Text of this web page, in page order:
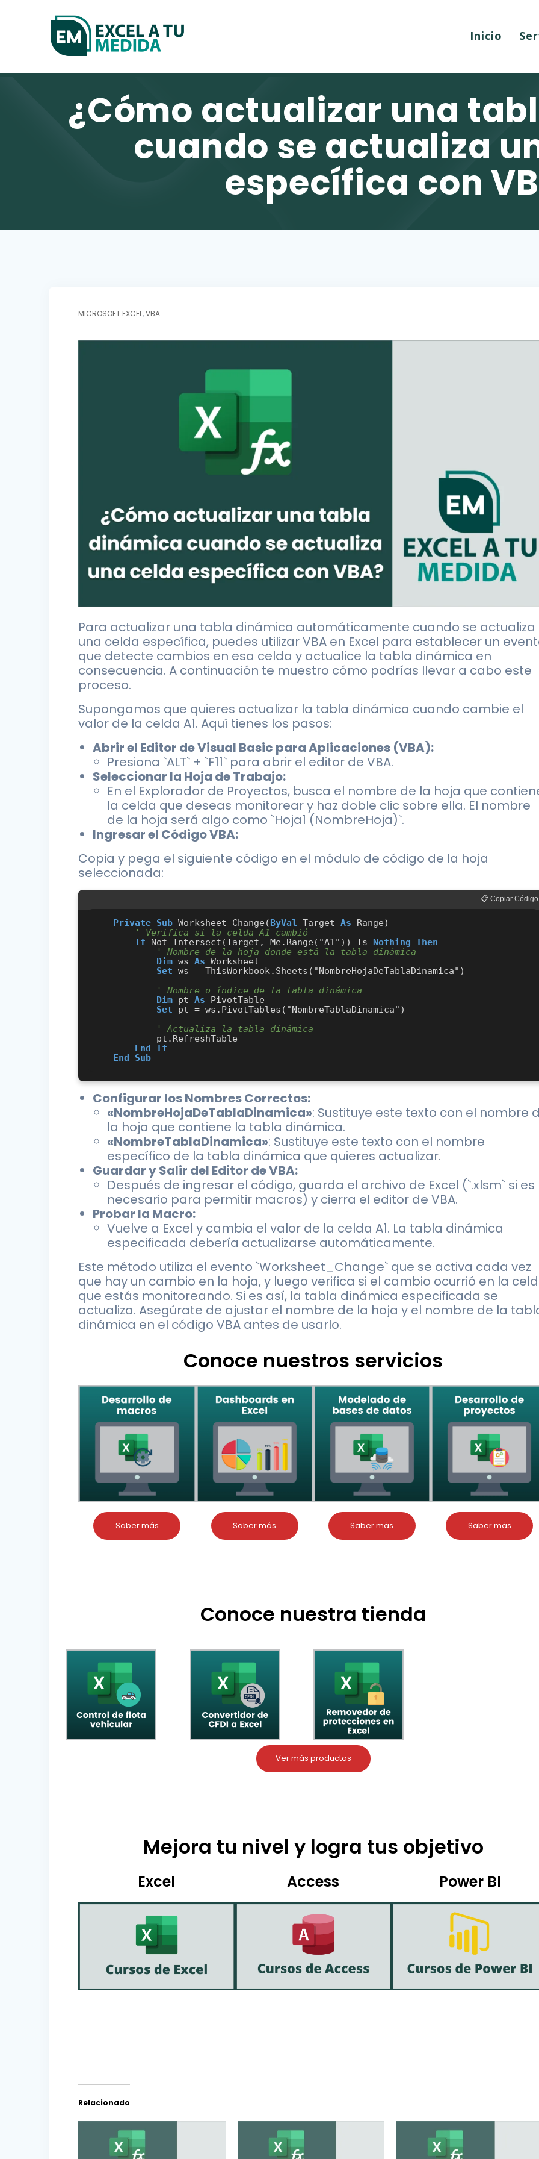
Inicio
¿Cómo actualizar una
cuando se actualiza
específica con
MICROSOFT EXCEL,VBA
Para actualizar una tabla dinámica automáticamente cuando se actualiza
una celda específica, puedes utilizar VBA en Excel para establecer un
que detecte cambios en esa celda y actualice la tabla dinámica en
consecuencia. A continuación te muestro cómo podrías llevar a cabo este
proceso.
Supongamos que quieres actualizar la tabla dinámica cuando cambie el
valor de la celda A1. Aquí tienes los pasos:
Abrir el Editor de Visual Basic para Aplicaciones (VBA):
Presiona `ALT` + `F11` para abrir el editor de VBA.
Seleccionar la Hoja de Trabajo:
En el Explorador de Proyectos, busca el nombre de la hoja que
la celda que deseas monitorear y haz doble clic sobre ella. El nombre
de la hoja será algo como `Hoja1 (NombreHoja)`.
Ingresar el Código VBA:
Copia y pega el siguiente código en el módulo de código de la hoja
seleccionada:
📋 Copiar Código
Private Sub Worksheet_Change(ByVal Target As Range)
' Verifica si la celda A1 cambió
If Not Intersect(Target, Me.Range("A1")) Is Nothing Then
' Nombre de la hoja donde está la tabla dinámica
Dim ws As Worksheet
Set ws = ThisWorkbook.Sheets("NombreHojaDeTablaDinamica")
' Nombre o índice de la tabla dinámica
Dim pt As PivotTable
Set pt = ws.PivotTables("NombreTablaDinamica")
' Actualiza la tabla dinámica
End
If
End
Sub
Configurar los Nombres Correctos:
«NombreHojaDeTablaDinamica»: Sustituye este texto con el nombre
la hoja que contiene la tabla dinámica.
«NombreTablaDinamica»: Sustituye este texto con el nombre
específico de la tabla dinámica que quieres actualizar.
Guardar y Salir del Editor de VBA:
Después de ingresar el código, guarda el archivo de Excel (`.xlsm` si es
necesario para permitir macros) y cierra el editor de VBA.
Probar la Macro:
Vuelve a Excel y cambia el valor de la celda A1. La tabla dinámica
especificada debería actualizarse automáticamente.
Este método utiliza el evento `Worksheet_Change` que se activa cada vez
que hay un cambio en la hoja, y luego verifica si el cambio ocurrió en la
que estás monitoreando. Si es así, la tabla dinámica especificada se
actualiza. Asegúrate de ajustar el nombre de la hoja y el nombre de la
dinámica en el código VBA antes de usarlo.
Conoce nuestros servicios
Saber más Saber más Saber más Saber más
Conoce nuestra tienda
Ver más productos
Mejora tu nivel y logra tus objetivo
Excel Access Power BI
Relacionado